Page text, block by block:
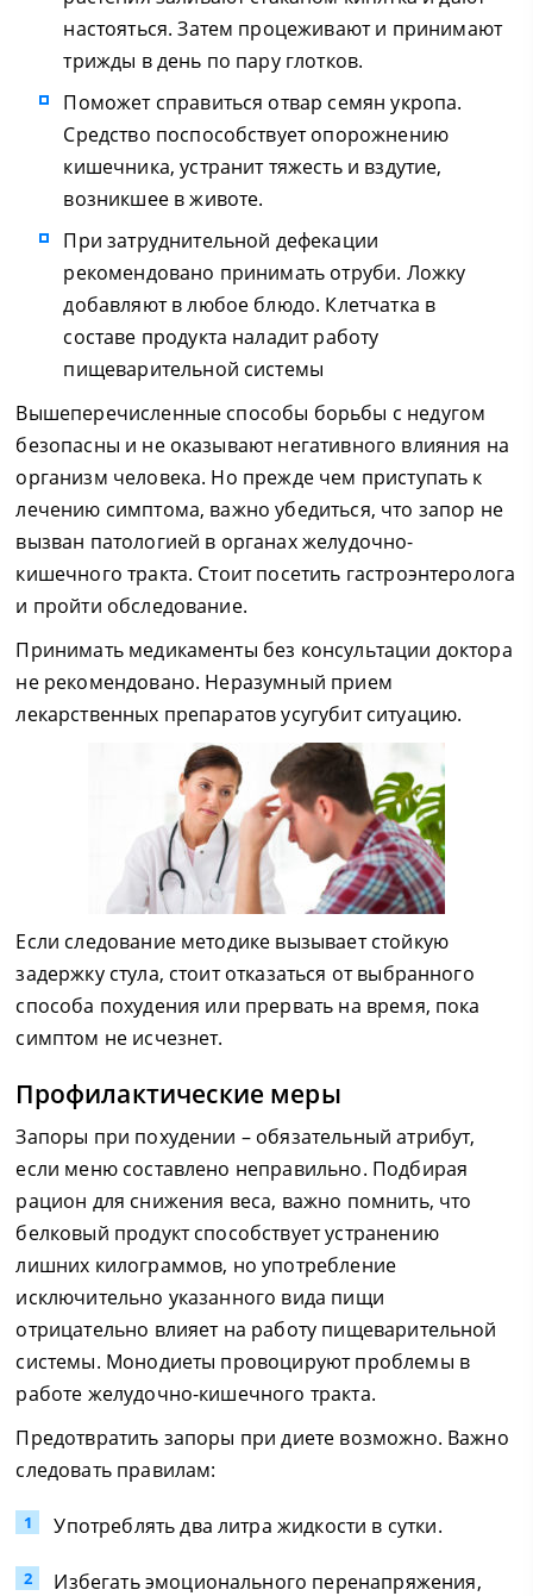
настояться. Затем процеживают и принимают
трижды в день по пару глотков.
Поможет справиться отвар семян укропа.
Средство поспособствует опорожнению
кишечника, устранит тяжесть и вздутие,
возникшее в животе.
При затруднительной дефекации
рекомендовано принимать отруби. Ложку
добавляют в любое блюдо. Клетчатка в
составе продукта наладит работу
пищеварительной системы
Вышеперечисленные способы борьбы с недугом
безопасны и не оказывают негативного влияния на
организм человека. Но прежде чем приступать к
лечению симптома, важно убедиться, что запор не
вызван патологией в органах желудочно-
кишечного тракта. Стоит посетить гастроэнтеролога
и пройти обследование.
Принимать медикаменты без консультации доктора
не рекомендовано. Неразумный прием
лекарственных препаратов усугубит ситуацию.
Если следование методике вызывает стойкую
задержку стула, стоит отказаться от выбранного
способа похудения или прервать на время, пока
симптом не исчезнет.
Профилактические меры
Запоры при похудении – обязательный атрибут,
если меню составлено неправильно. Подбирая
рацион для снижения веса, важно помнить, что
белковый продукт способствует устранению
лишних килограммов, но употребление
исключительно указанного вида пищи
отрицательно влияет на работу пищеварительной
системы. Монодиеты провоцируют проблемы в
работе желудочно-кишечного тракта.
Предотвратить запоры при диете возможно. Важно
следовать правилам:
Употреблять два литра жидкости в сутки.
Избегать эмоционального перенапряжения,